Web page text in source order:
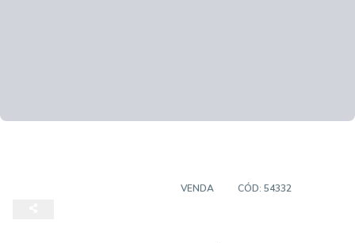
VENDA CÓD: 54332